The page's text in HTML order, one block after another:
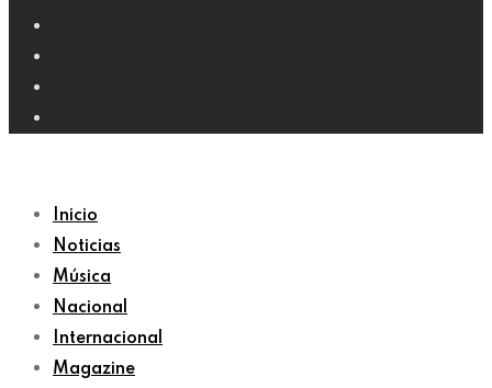
Inicio
Noticias
Música
Nacional
Internacional
Magazine